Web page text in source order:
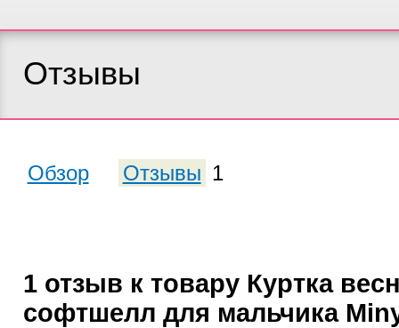
Отзывы
Обзор Отзывы 1
1 отзыв к товару Куртка
софтшелл для мальчика